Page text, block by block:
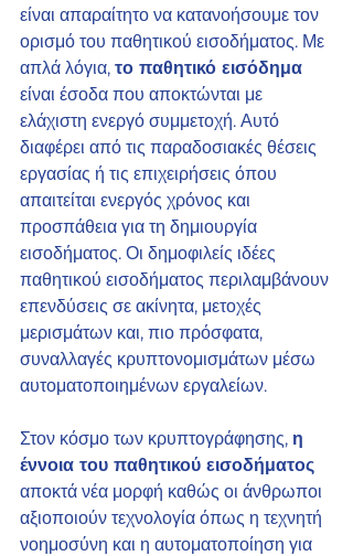
είναι απαραίτητο να κατανοήσουμε τον
ορισμό του παθητικού εισοδήματος. Με
απλά λόγια, το παθητικό εισόδημα
είναι έσοδα που αποκτώνται με
ελάχιστη ενεργό συμμετοχή. Αυτό
διαφέρει από τις παραδοσιακές θέσεις
εργασίας ή τις επιχειρήσεις όπου
απαιτείται ενεργός χρόνος και
προσπάθεια για τη δημιουργία
εισοδήματος. Οι δημοφιλείς ιδέες
παθητικού εισοδήματος περιλαμβάνουν
επενδύσεις σε ακίνητα, μετοχές
μερισμάτων και, πιο πρόσφατα,
συναλλαγές κρυπτονομισμάτων μέσω
αυτοματοποιημένων εργαλείων.
Στον κόσμο των κρυπτογράφησης, η
έννοια του παθητικού εισοδήματος
αποκτά νέα μορφή καθώς οι άνθρωποι
αξιοποιούν τεχνολογία όπως η τεχνητή
νοημοσύνη και η αυτοματοποίηση για